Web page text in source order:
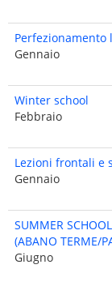
Perfezionamento
Gennaio
Winter school
Febbraio
Lezioni frontali e
Gennaio
SUMMER
(ABANO TERME/
Giugno